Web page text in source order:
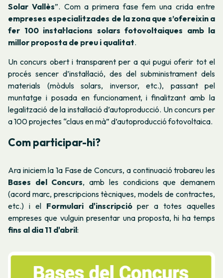
Solar Vallès”. Com a primera fase fem una crida entre
empreses especialitzades de la zona que s’ofereixin a
fer 100 instal·lacions solars fotovoltaiques amb la
millor proposta de preu i qualitat.
Un concurs obert i transparent per a qui pugui oferir tot el
procés sencer d’instal·lació, des del subministrament dels
materials (mòduls solars, inversor, etc.), passant pel
muntatge i posada en funcionament, i finalitzant amb la
legalització de la instal·lació d’autoproducció. Un concurs per
a 100 projectes “claus en mà” d’autoproducció fotovoltaica.
Com participar-hi?
Ara iniciem la 1a Fase de Concurs, a continuació trobareu les
Bases del Concurs, amb les condicions que demanem
(acord marc, prescripcions tècniques, models de contractes,
etc.) i el Formulari d'inscripcióper a totes aquelles
empreses que vulguin presentar una proposta, hi ha temps
fins al dia 11 d'abril: